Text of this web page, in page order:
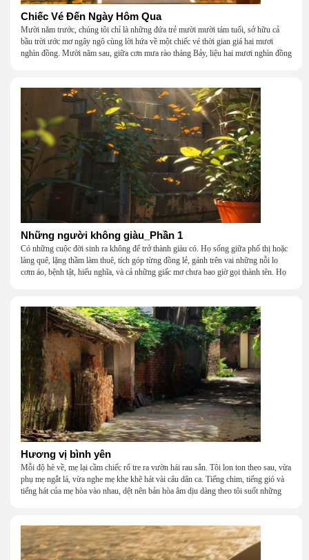
Chiếc Vé Đến Ngày Hôm Qua
Mười năm trước, chúng tôi chỉ là những đứa trẻ mười mười tám tuổi, sở hữu cả
bầu trời ước mơ ngây ngô cùng lời hứa về một chiếc vé thời gian giá hai mươi
nghìn đồng. Mười năm sau, giữa cơn mưa rào tháng Bảy, liệu hai mươi nghìn đồng
Những người không giàu_Phần 1
Có những cuộc đời sinh ra không để trở thành giàu có. Họ sống giữa phố thị hoặc
làng quê, lặng thầm làm thuê, tích góp từng đồng lẻ, gánh trên vai những nỗi lo
cơm áo, bệnh tật, hiếu nghĩa, và cả những giấc mơ chưa bao giờ gọi thành tên. Họ
một mái nhà bằng lòng thương, bằng sự nhẫn nại và một niềm tin cũ kỹ rằng: dẫu
nghèo đến đâu, cũng còn có nhau để quay về.
Hương vị bình yên
Mỗi độ hè về, mẹ lại cầm chiếc rổ tre ra vườn hái rau sắn. Tôi lon ton theo sau, vừa
phụ mẹ ngắt lá, vừa nghe mẹ khe khẽ hát vài câu dân ca. Tiếng chim, tiếng gió và
tiếng hát của mẹ hòa vào nhau, dệt nên bản hòa âm dịu dàng theo tôi suốt những